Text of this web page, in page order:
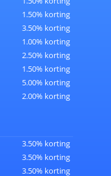
1.50% korting
3.50% korting
1.00% korting
2.50% korting
1.50% korting
5.00% korting
2.00% korting
3.50% korting
3.50% korting
3.50% korting